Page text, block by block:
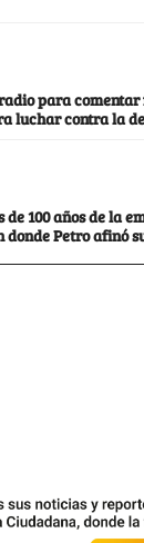
para
luchar contra la
de 100 años de la
donde Petro afinó